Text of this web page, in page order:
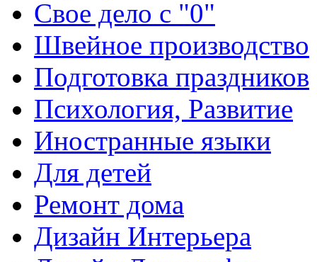
Свое дело с "0"
Швейное производство
Подготовка праздников
Психология, Развитие
Иностранные языки
Для детей
Ремонт дома
Дизайн Интерьера